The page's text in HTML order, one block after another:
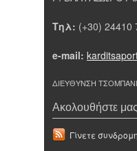
Τηλ: (+30) 24410
e-mail:
ΔΙΕΥΘΥΝΣΗ
Ακολουθήστε
Γίνετε